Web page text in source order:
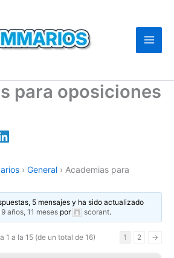
para oposiciones
› General › Academias para
5 mensajes y ha sido actualizado
años, 11 meses por scorant.
1 a la 15 (de un total de 16) 1 2 →